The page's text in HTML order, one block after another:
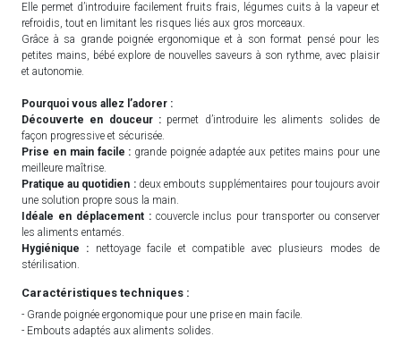
Elle permet d’introduire facilement fruits frais, légumes cuits à la vapeur et
refroidis, tout en limitant les risques liés aux gros morceaux.
Grâce à sa grande poignée ergonomique et à son format pensé pour les
petites mains, bébé explore de nouvelles saveurs à son rythme, avec plaisir
et autonomie.
Pourquoi vous allez l’adorer :
Découverte en douceur : permet d’introduire les aliments solides de
façon progressive et sécurisée.
Prise en main facile : grande poignée adaptée aux petites mains pour une
meilleure maîtrise.
Pratique au quotidien :deux embouts supplémentaires pour toujours avoir
une solution propre sous la main.
Idéale en déplacement :couvercle inclus pour transporter ou conserver
les aliments entamés.
Hygiénique : nettoyage facile et compatible avec plusieurs modes de
stérilisation.
Caractéristiques techniques :
- Grande poignée ergonomique pour une prise en main facile.
- Embouts adaptés aux aliments solides.